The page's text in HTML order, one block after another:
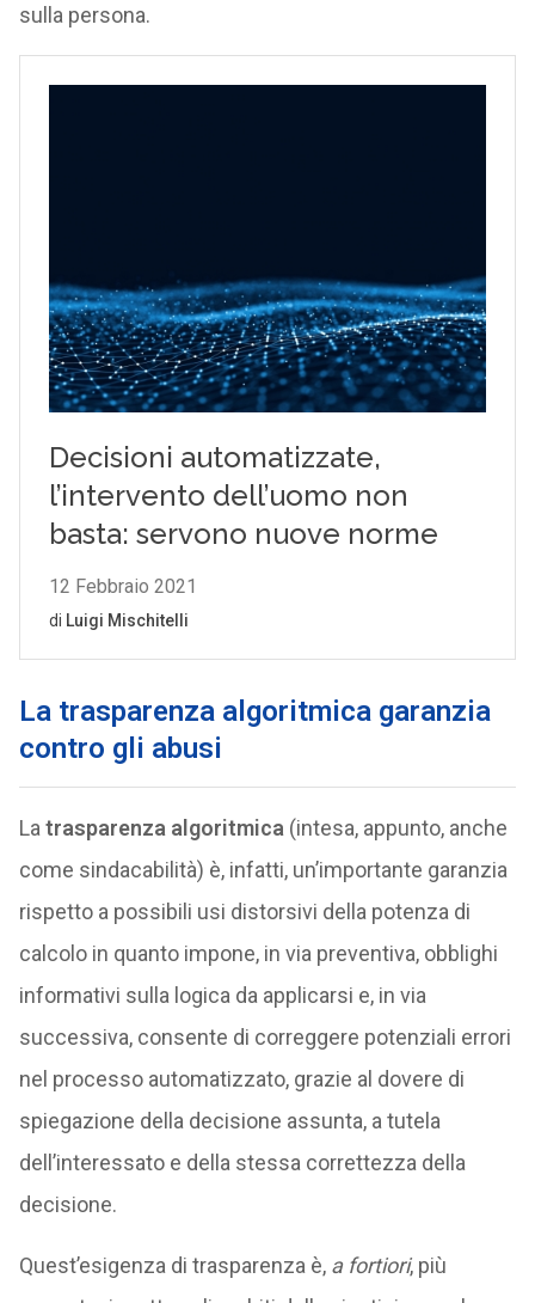
sulla persona.
La trasparenza algoritmica garanzia
contro gli abusi
La trasparenza algoritmica (intesa, appunto, anche
come sindacabilità) è, infatti, un’importante garanzia
rispetto a possibili usi distorsivi della potenza di
calcolo in quanto impone, in via preventiva, obblighi
informativi sulla logica da applicarsi e, in via
successiva, consente di correggere potenziali errori
nel processo automatizzato, grazie al dovere di
spiegazione della decisione assunta, a tutela
dell’interessato e della stessa correttezza della
decisione.
Quest’esigenza di trasparenza è, a fortiori, più